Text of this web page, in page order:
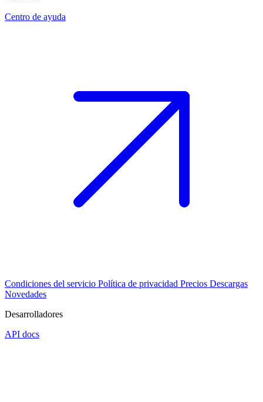
Centro de ayuda
Condiciones del servicio Política de privacidad Precios Descargas
Novedades
Desarrolladores
API docs